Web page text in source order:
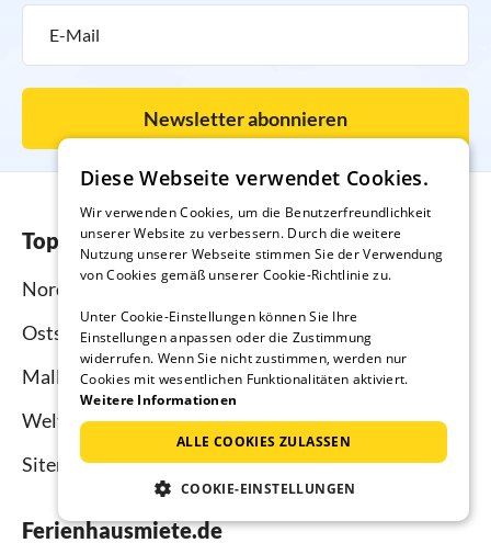
Newsletter abonnieren
Top-Regionen
Nordsee
Ostsee
Mallorca
Weltweit
Sitemap
Ferienhausmiete.de
Diese Webseite verwendet Cookies.
Wir verwenden Cookies, um die Benutzerfreundlichkeit
unserer Website zu verbessern. Durch die weitere
Nutzung unserer Webseite stimmen Sie der Verwendung
von Cookies gemäß unserer Cookie-Richtlinie zu.
Unter Cookie-Einstellungen können Sie Ihre
Einstellungen anpassen oder die Zustimmung
widerrufen. Wenn Sie nicht zustimmen, werden nur
Cookies mit wesentlichen Funktionalitäten aktiviert.
Weitere Informationen
ALLE COOKIES ZULASSEN
COOKIE-EINSTELLUNGEN